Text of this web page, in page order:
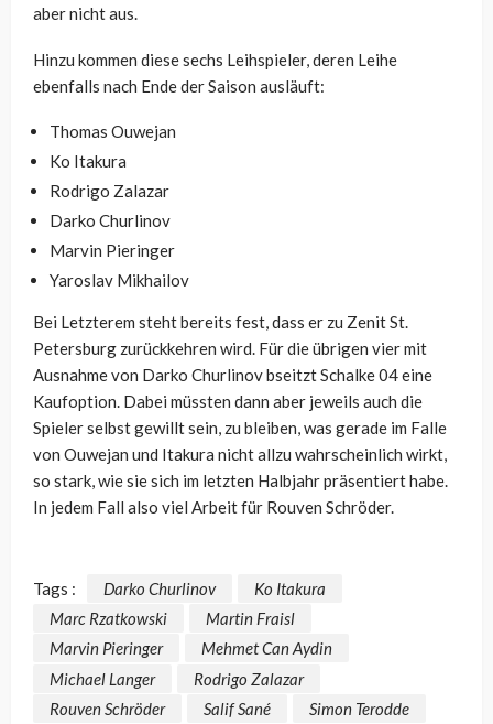
aber nicht aus.
Hinzu kommen diese sechs Leihspieler, deren Leihe
ebenfalls nach Ende der Saison ausläuft:
Thomas Ouwejan
Ko Itakura
Rodrigo Zalazar
Darko Churlinov
Marvin Pieringer
Yaroslav Mikhailov
Bei Letzterem steht bereits fest, dass er zu Zenit St.
Petersburg zurückkehren wird. Für die übrigen vier mit
Ausnahme von Darko Churlinov bseitzt Schalke 04 eine
Kaufoption. Dabei müssten dann aber jeweils auch die
Spieler selbst gewillt sein, zu bleiben, was gerade im Falle
von Ouwejan und Itakura nicht allzu wahrscheinlich wirkt,
so stark, wie sie sich im letzten Halbjahr präsentiert habe.
In jedem Fall also viel Arbeit für Rouven Schröder.
Tags : Darko Churlinov
Ko Itakura
Marc Rzatkowski
Martin Fraisl
Marvin Pieringer
Mehmet Can Aydin
Michael Langer
Rodrigo Zalazar
Rouven Schröder
Salif Sané
Simon Terodde